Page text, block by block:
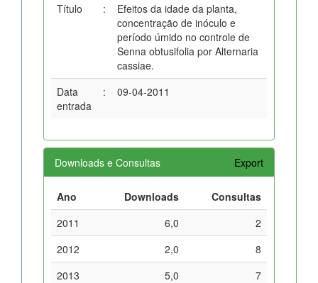
Título :
Efeitos da idade da planta,
concentração de inóculo e
período úmido no controle de
Senna obtusifolia por Alternaria
cassiae.
Data
entrada
: 09-04-2011
Downloads e Consultas Export
Ano Downloads
Consultas
2011
6,0
2
2012
2,0
8
2013
5,0
7